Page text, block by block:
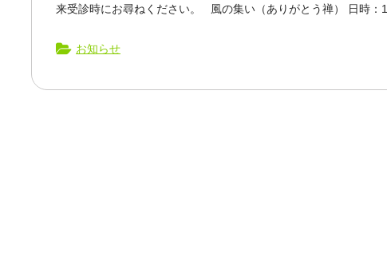
来受診時にお尋ねください。 風の集い（ありがとう禅） 日時
お知らせ